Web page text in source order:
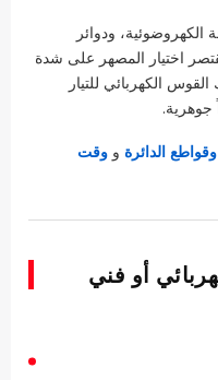
الكهروضوئية، ودوائر
اختيار المصهر على شدة
الكهربائي للتيار
جوهرية.
الدائرة و وقت
أو فني